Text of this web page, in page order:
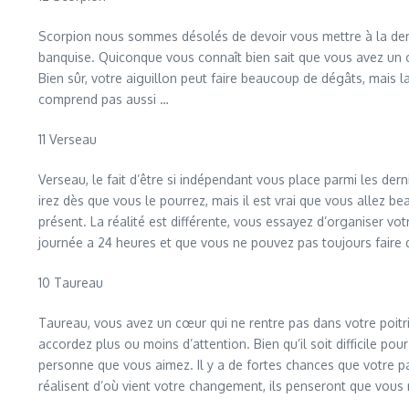
Scorpion nous sommes désolés de devoir vous mettre à la
banquise. Quiconque vous connaît bien sait que vous avez
Bien sûr, votre aiguillon peut faire beaucoup de dégâts, mais
comprend pas aussi …
11 Verseau
Verseau, le fait d’être si indépendant vous place parmi les
irez dès que vous le pourrez, mais il est vrai que vous allez
présent. La réalité est différente, vous essayez d’organiser
journée a 24 heures et que vous ne pouvez pas toujours
10 Taureau
Taureau, vous avez un cœur qui ne rentre pas dans votre
accordez plus ou moins d’attention. Bien qu’il soit difficile
personne que vous aimez. Il y a de fortes chances que votre
réalisent d’où vient votre changement, ils penseront que